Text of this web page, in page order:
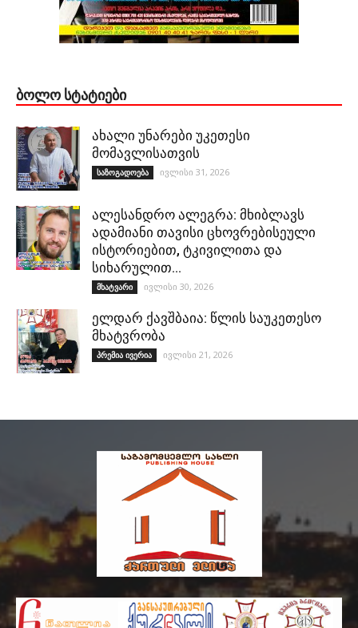
ᲑᲝᲚᲝ ᲡᲢᲐᲢᲘᲔᲑᲘ
ახალი უნარები უკეთესი
მომავლისათვის
საზოგადოება ივლისი 31, 2026
ალესანდრო ალეგრა: მხიბლავს
ადამიანი თავისი ცხოვრებისეული
ისტორიებით, ტკივილითა და
სიხარულით…
მხატვარი ივლისი 30, 2026
ელდარ ქავშბაია: წლის საუკეთესო
მხატვრობა
პრემია ივერია ივლისი 21, 2026